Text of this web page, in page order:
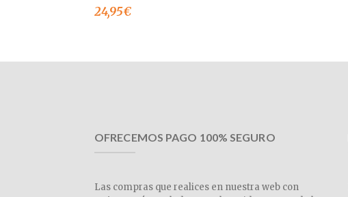
24,95€
OFRECEMOS PAGO 100% SEGURO
Las compras que realices en nuestra web con